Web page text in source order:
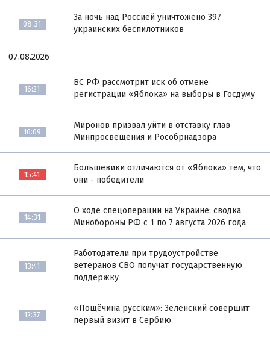
08:31
За ночь над Россией уничтожено 397
украинских беспилотников
07.08.2026
16:21
ВС РФ рассмотрит иск об отмене
регистрации «Яблока» на выборы в Госдуму
16:09
Миронов призвал уйти в отставку глав
Минпросвещения и Рособрнадзора
15:41
Большевики отличаются от «Яблока» тем, что
они - победители
14:31
О ходе спецоперации на Украине: сводка
Минобороны РФ с 1 по 7 августа 2026 года
13:41
Работодатели при трудоустройстве
ветеранов СВО получат государственную
поддержку
12:37
«Пощёчина русским»: Зеленский совершит
первый визит в Сербию